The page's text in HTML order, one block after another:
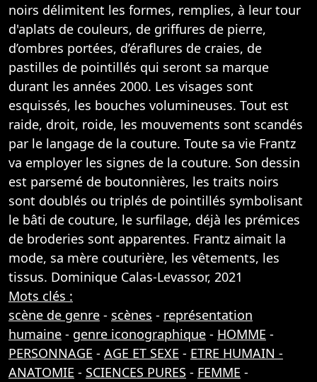
noirs délimitent les formes, remplies, à leur tour
d'aplats de couleurs, de griffures de pierre,
d’ombres portées, d’éraflures de craies, de
pastilles de pointillés qui seront sa marque
durant les années 2000. Les visages sont
esquissés, les bouches volumineuses. Tout est
raide, droit, roide, les mouvements sont scandés
par le langage de la couture. Toute sa vie Frantz
va employer les signes de la couture. Son dessin
est parsemé de boutonnières, les traits noirs
sont doublés ou triplés de pointillés symbolisant
le bâti de couture, le surfilage, déjà les prémices
de broderies sont apparentes. Frantz aimait la
mode, sa mère couturière, les vêtements, les
tissus. Dominique Calas-Levassor, 2021
Mots clés :
scène de genre - scènes - représentation
humaine - genre iconographique - HOMME -
PERSONNAGE - AGE ET SEXE - ETRE HUMAIN -
ANATOMIE - SCIENCES PURES - FEMME -